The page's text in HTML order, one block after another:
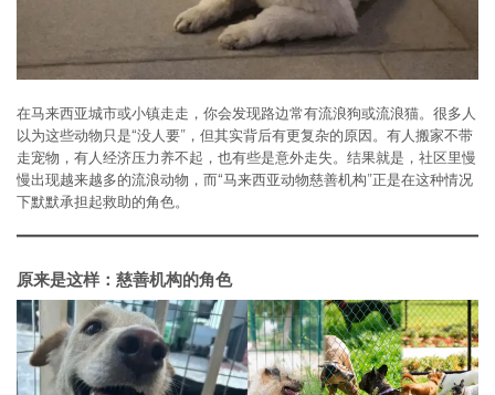
在马来西亚城市或小镇走走，你会发现路边常有流浪狗或流浪猫。很多人
以为这些动物只是“没人要”，但其实背后有更复杂的原因。有人搬家不带
走宠物，有人经济压力养不起，也有些是意外走失。结果就是，社区里慢
慢出现越来越多的流浪动物，而“马来西亚动物慈善机构”正是在这种情况
下默默承担起救助的角色。
原来是这样：慈善机构的角色